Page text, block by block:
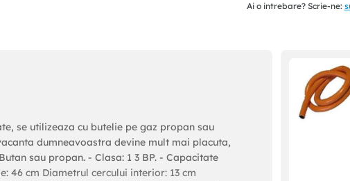
Ai o intrebare? Scrie-ne:
se utilizeaza cu butelie pe gaz propan sau
dumneavoastra devine mult mai placuta,
sau propan. - Clasa: 1 3 BP. - Capacitate
46 cm Diametrul cercului interior: 13 cm